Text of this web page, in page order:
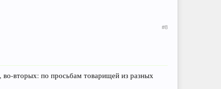
#8
вторых: по просьбам товарищей из разных